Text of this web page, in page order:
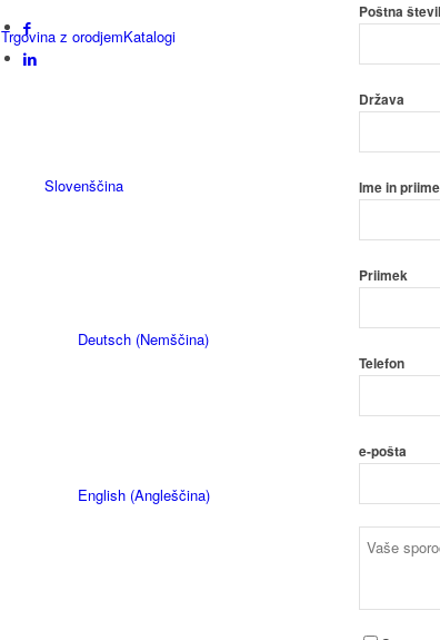
Trgovina z orodjemKatalogi
Slovenščina
Deutsch (Nemščina)
English (Angleščina)
Poštna
Država
Ime in
Priimek
Telefon
e-pošta